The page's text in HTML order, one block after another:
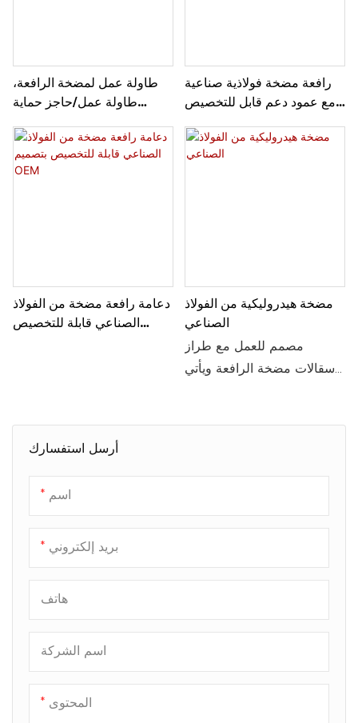
أرسل استفسارك
اسم
بريد إلكتروني
هاتف
اسم الشركة
المحتوى
طاولة عمل لمضخة الرافعة،
طاولة عمل/حاجز حماية
فولاذي، نظام مضخة رافعة
فولاذي
رافعة مضخة فولاذية صناعية
مع عمود دعم قابل للتخصيص
حسب الطلب
دعامة رافعة مضخة من الفولاذ
الصناعي قابلة للتخصيص
مضخة هيدروليكية من الفولاذ
الصناعي
مصمم للعمل مع طراز
سقالات مضخة الرافعة ويأتي